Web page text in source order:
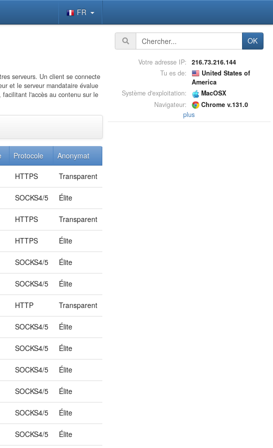
FR
serveurs. Un client se connecte
et le serveur mandataire évalue
l'accès au contenu sur le
Protocole Anonymat
HTTPS Transparent
SOCKS4/5 Élite
HTTPS Transparent
HTTPS Élite
SOCKS4/5 Élite
SOCKS4/5 Élite
HTTP Transparent
SOCKS4/5 Élite
SOCKS4/5 Élite
SOCKS4/5 Élite
SOCKS4/5 Élite
SOCKS4/5 Élite
SOCKS4/5 Élite
OK
Votre adresse IP:
216.73.216.144
Tu es de:
United States of
America
Système d'exploitation:
MacOSX
Navigateur:
Chrome v.131.0
plus